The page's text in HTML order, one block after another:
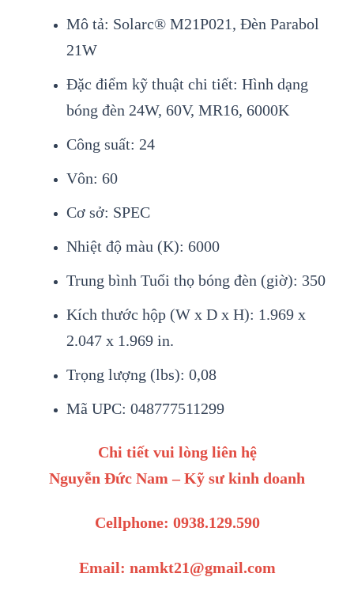
Mô tả: Solarc® M21P021, Đèn Parabol
21W
Đặc điểm kỹ thuật chi tiết: Hình dạng
bóng đèn 24W, 60V, MR16, 6000K
Công suất: 24
Vôn: 60
Cơ sở: SPEC
Nhiệt độ màu (K): 6000
Trung bình Tuổi thọ bóng đèn (giờ): 350
Kích thước hộp (W x D x H): 1.969 x
2.047 x 1.969 in.
Trọng lượng (lbs): 0,08
Mã UPC: 048777511299
Chi tiết vui lòng liên hệ
Nguyễn Đức Nam – Kỹ sư kinh doanh
Cellphone: 0938.129.590
Email: namkt21@gmail.com